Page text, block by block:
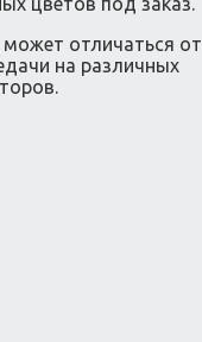
отличаться от
на различных